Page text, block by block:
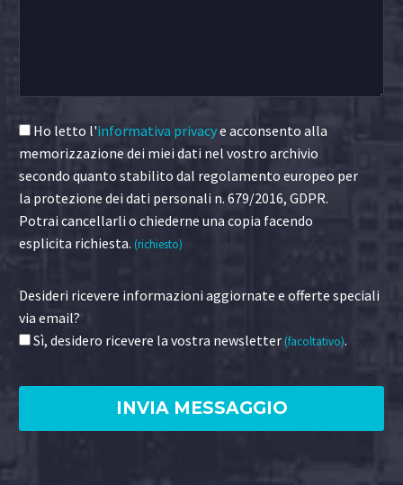
Ho letto l'informativa privacye acconsento alla
memorizzazione dei miei dati nel vostro archivio
secondo quanto stabilito dal regolamento europeo per
la protezione dei dati personali n. 679/2016, GDPR.
Potrai cancellarli o chiederne una copia facendo
esplicita richiesta. (richiesto)
Desideri ricevere informazioni aggiornate e offerte speciali
via email?
Sì, desidero ricevere la vostra newsletter(facoltativo).